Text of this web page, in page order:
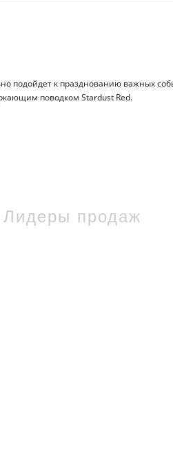
подойдет к празднованию важных
поводком Stardust Red.
Лидеры продаж